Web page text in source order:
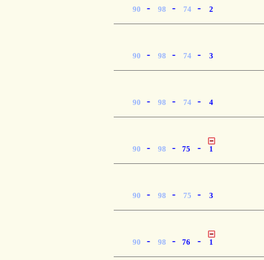
90 - 98 - 74 - 2
90 - 98 - 74 - 3
90 - 98 - 74 - 4
90 - 98 - 75 - 1
90 - 98 - 75 - 3
90 - 98 - 76 - 1